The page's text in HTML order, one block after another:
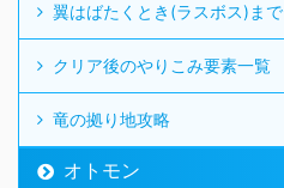
翼はばたくとき(ラスボス)まで
クリア後のやりこみ要素一覧
竜の拠り地攻略
オトモン